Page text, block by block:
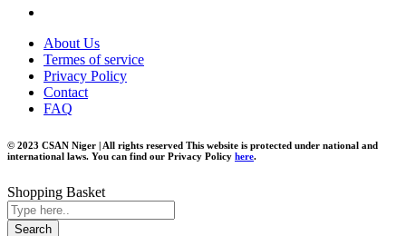
About Us
Termes of service
Privacy Policy
Contact
FAQ
© 2023 CSAN Niger | All rights reserved This website is protected under national and
international laws. You can find our Privacy Policy here.
Shopping Basket